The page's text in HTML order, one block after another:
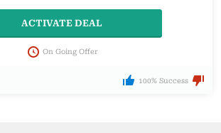
ACTIVATE DEAL
On Going Offer
100% Success